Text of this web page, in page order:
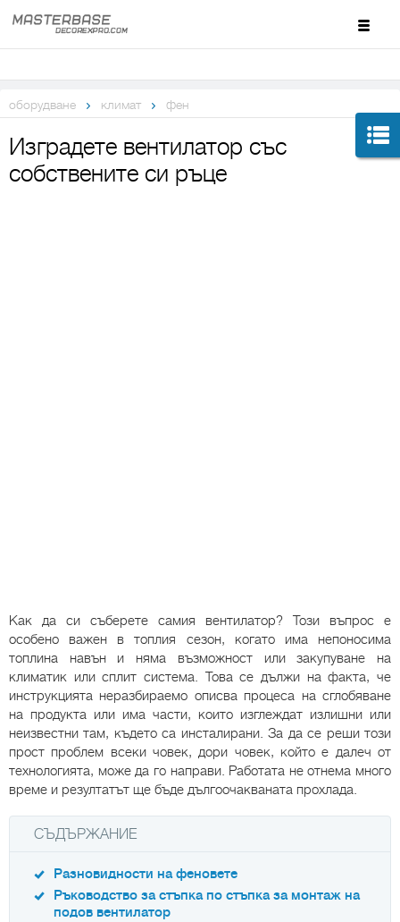
оборудване климат фен
Изградете вентилатор със
собствените си ръце
Как да си съберете самия вентилатор? Този въпрос е
особено важен в топлия сезон, когато има непоносима
топлина навън и няма възможност или закупуване на
климатик или сплит система. Това се дължи на факта, че
инструкцията неразбираемо описва процеса на сглобяване
на продукта или има части, които изглеждат излишни или
неизвестни там, където са инсталирани. За да се реши този
прост проблем всеки човек, дори човек, който е далеч от
технологията, може да го направи. Работата не отнема много
време и резултатът ще бъде дългоочакваната прохлада.
СЪДЪРЖАНИЕ
Разновидности на феновете
Ръководство за стъпка по стъпка за монтаж на
подов вентилатор